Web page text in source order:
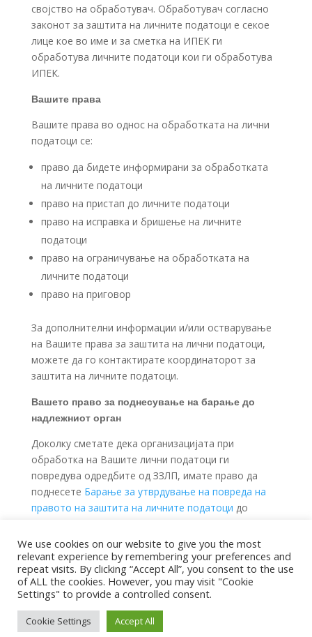
својство на обработувач. Обработувач согласно
законот за заштита на личните податоци е секое
лице кое во име и за сметка на ИПЕК ги
обработува личните податоци кои ги обработува
ИПЕК.
Вашите права
Вашите права во однос на обработката на лични
податоци се:
право да бидете информирани за обработката
на личните податоци
право на пристап до личните податоци
право на исправка и бришење на личните
податоци
право на ограничување на обработката на
личните податоци
право на приговор
За дополнителни информации и/или остварување
на Вашите права за заштита на лични податоци,
можете да го контактирате координаторот за
заштита на личните податоци.
Вашето право за поднесување на барање до
надлежниот орган
Доколку сметате дека организацијата при
обработка на Вашите лични податоци ги
повредува одредбите од ЗЗЛП, имате право да
поднесете Барање за утврдување на повреда на
правото на заштита на личните податоци до
податоци.
Copyright © 2026ipecc.org.mk
milevski
We use cookies on our website to give you the most
relevant experience by remembering your preferences and
repeat visits. By clicking “Accept All”, you consent to the use
of ALL the cookies. However, you may visit "Cookie
Settings" to provide a controlled consent.
Cookie Settings Accept All